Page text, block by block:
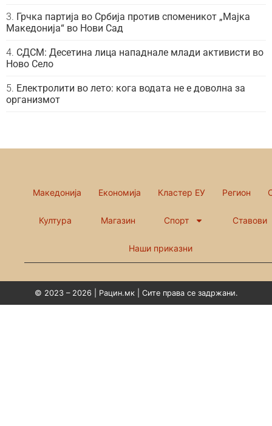
Грчка партија во Србија против споменикот „Мајка
Македонија“ во Нови Сад
СДСМ: Десетина лица нападнале млади активисти во
Ново Село
Електролити во лето: кога водата не е доволна за
организмот
Македонија Економија Кластер ЕУ Регион
Култура Магазин Спорт Ставови
Наши приказни
© 2023 – 2026 | Рацин.мк | Сите права се задржани.